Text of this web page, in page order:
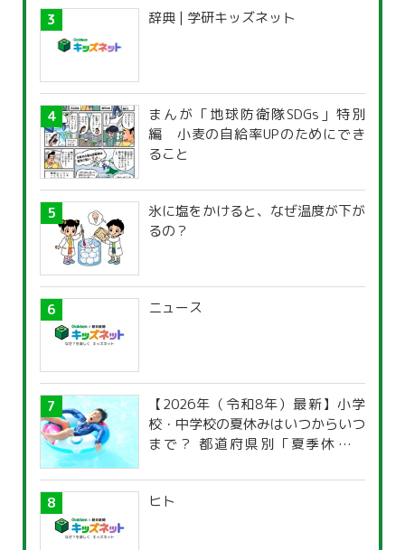
辞典 | 学研キッズネット
まんが「地球防衛隊SDGs」特別
編 小麦の自給率UPのためにでき
ること
氷に塩をかけると、なぜ温度が下が
るの？
ニュース
【2026年（令和8年）最新】小学
校・中学校の夏休みはいつからいつ
まで？ 都道府県別「夏季休暇一
ヒト